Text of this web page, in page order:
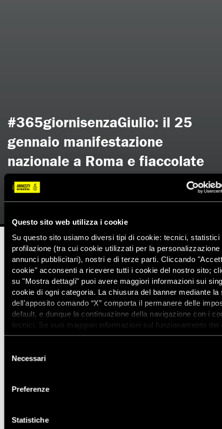
Questo sito web utilizza i cookie
Su questo sito usiamo diversi tipi di cookie: tecnici, statistici
profilazione (tra cui cookie utilizzati per la personalizzazione
annunci pubblicitari), nostri e di terze parti. Cliccando
cookie" acconsenti a ricevere tutti i cookie del nostro sito;
su "Mostra dettagli" puoi avere maggiori informazioni sui
cookie di ogni categoria. La chiusura del banner mediante la
dell'apposito comando “X” comporta il permanere delle
default, e dunque la continuazione della navigazione con i
tecnici. Se vuoi maggiori informazioni sul funzionamento dei
attivi sul sito cliccaqui
delNecessari
Preferenze
Statistiche
#365giornisenzaGiulio: il 25
gennaio manifestazione
nazionale a Roma e fiaccolate
in molte piazze italiane
22 Gennaio 2017
Tempo di lettura stimato:6'
COMUNICATO
STAMPA
CS010-2017
“#365 giorni senza Giulio” : A ROMA IL 25 GENNAIO, A UN
ANNO DALLA SCOMPARSA AL CAIRO, MANIFESTAZIONE
CONTINUARE A CHIEDERE “#VERITÀ PER GIULIO REGENI”.
Mercoledì 25 gennaio sarà trascorso un anno esatto dalla
tortura e l’uccisione del giovane ricercatore italiano è ancora